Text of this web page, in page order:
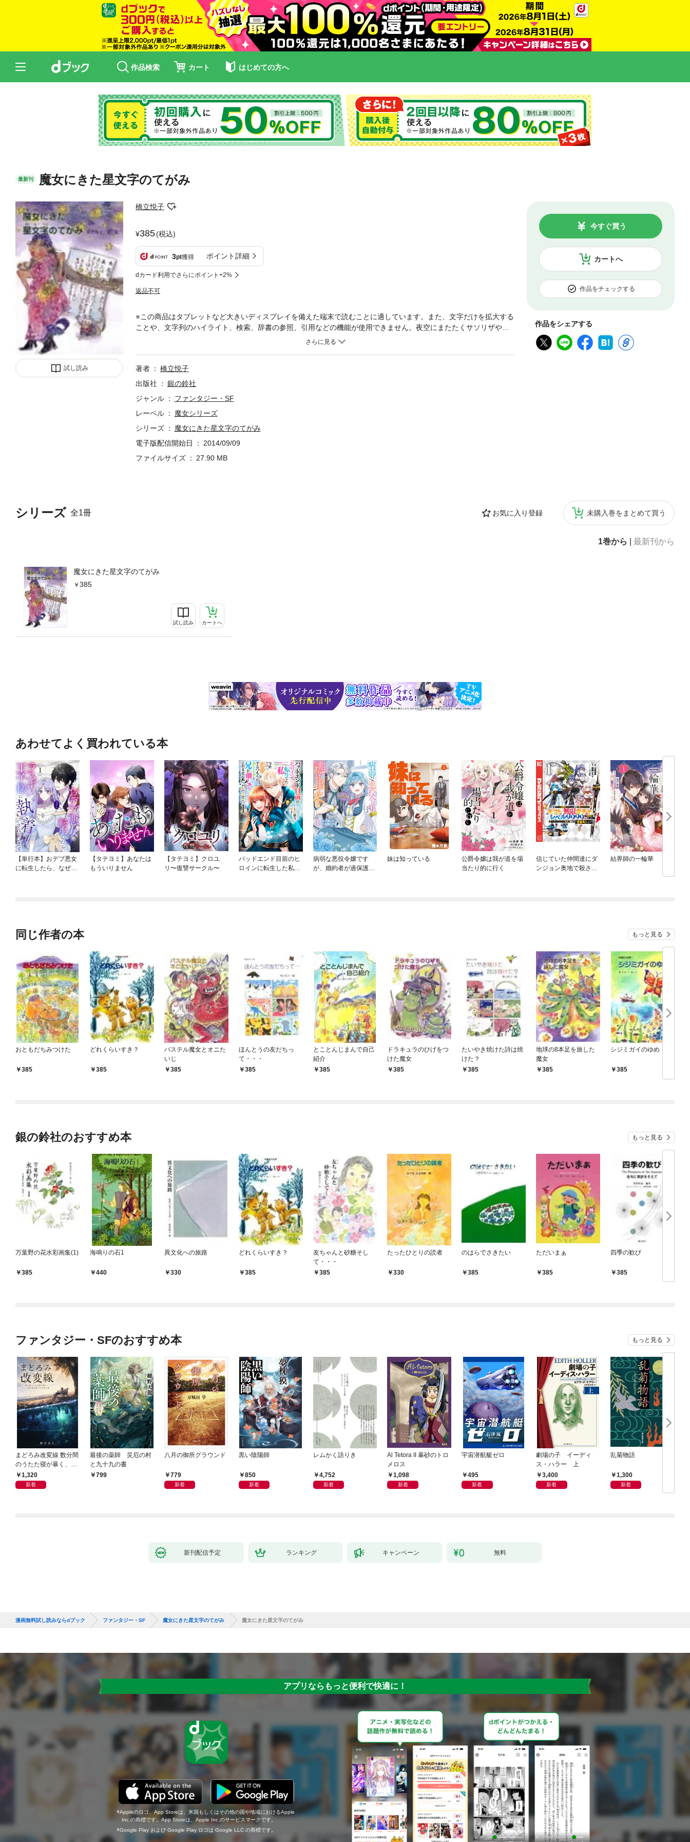
作品検索 カート はじめての方へ
最新刊 魔女にきた星文字のてがみ
試し読み
橋立悦子
385(税込)
3pt獲得 ポイント詳細
dカード利用でさらにポイント+2%
返品不可
カートへ
今すぐ買う
作品をチェックする
作品をシェアする
シリーズ 全1冊 お気に入り登録 未購入巻をまとめて買う
1巻から 最新刊から
魔女にきた星文字のてがみ
385
試し読み カートへ
※この商品はタブレットなど大きいディスプレイを備えた端末で読むことに適しています。また、文字だけを拡大する
ことや、文字列のハイライト、検索、辞書の参照、引用などの機能が使用できません。夜空にまたたくサソリザや天
の川。その星たちから、魔女先生に星文字のてがみがきました。魔女のエッちゃんは、相棒の白ネコのジンと一緒
著者
橋立悦子
出版社
銀の鈴社
ジャンル
ファンタジー・SF
レーベル
魔女シリーズ
シリーズ
魔女にきた星文字のてがみ
電子版配信開始日
2014/09/09
ファイルサイズ
27.90 MB
あわせてよく買われている本
【単行本】おデブ悪女
に転生したら、なぜか
【タテヨミ】あなたは
もういりません
【タテヨミ】クロユ
リ〜復讐サークル〜
バッドエンド目前のヒ
ロインに転生した私、
病弱な悪役令嬢です
が、婚約者が過保護す
妹は知っている
公爵令嬢は我が道を場
当たり的に行く
信じていた仲間達にダ
ンジョン奥地で殺され
結界師の一輪華
同じ作者の本 もっと見る
おともだちみつけた
385
どれくらいすき？
385
パステル魔女とオニた
いじ
385
ほんとうの友だちっ
て・・・
385
とことんじまんで自己
紹介
385
ドラキュラのひげをつ
けた魔女
385
たいやき焼けた詩は焼
けた？
385
地球の8本足を旅した
魔女
385
シジミガイのゆめ
385
銀の鈴社のおすすめ本 もっと見る
万葉野の花水彩画集(1)
385
海鳴りの石1
440
異文化への旅路
330
どれくらいすき？
385
友ちゃんと砂糖そし
て・・・
385
たったひとりの読者
330
のはらでさきたい
385
ただいまぁ
385
四季の歓び
385
ファンタジー・SFのおすすめ本 もっと見る
まどろみ改変線 数分間
のうたた寝が暴く、18
0度反転した世界の謎
1,320
新着
最後の薬師 災厄の村
と九十九の書
799
八月の御所グラウンド
779
新着
黒い陰陽師
850
新着
レムかく語りき
4,752
新着
Al Tetora II 暴砂のトロ
メロス
1,098
新着
宇宙潜航艇ゼロ
495
新着
劇場の子 イーディ
ス・ハラー 上
3,400
新着
乱菊物語
1,300
新着
新刊配信予定 ランキング キャンペーン 無料
漫画無料試し読みならdブック ファンタジー・SF 魔女にきた星文字のてがみ 魔女にきた星文字のてがみ
アプリならもっと便利で快適に！
Appleのロゴ、App Storeは、米国もしくはその他の国や地域におけるApple
Inc.の商標です。App Storeは、Apple Inc.のサービスマークです。
Google Play および Google Play ロゴは Google LLC の商標です。